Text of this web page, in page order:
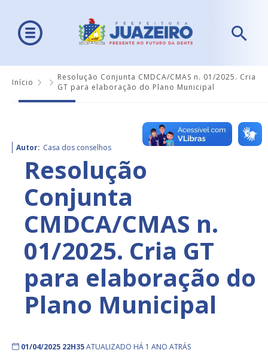
Início
Resolução Conjunta CMDCA/CMAS n. 01/2025. Cria
GT para elaboração do Plano Municipal
Autor: Casa dos conselhos
Resolução
Conjunta
CMDCA/CMAS n.
01/2025. Cria GT
para elaboração do
Plano Municipal
01/04/2025 22H35ATUALIZADO HÁ 1 ANO ATRÁS